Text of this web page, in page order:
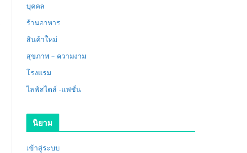
บุคคล
ร้านอาหาร
สินค้าใหม่
สุขภาพ – ความงาม
โรงแรม
ไลฟ์สไตล์ -แฟชั่น
นิยาม
เข้าสู่ระบบ